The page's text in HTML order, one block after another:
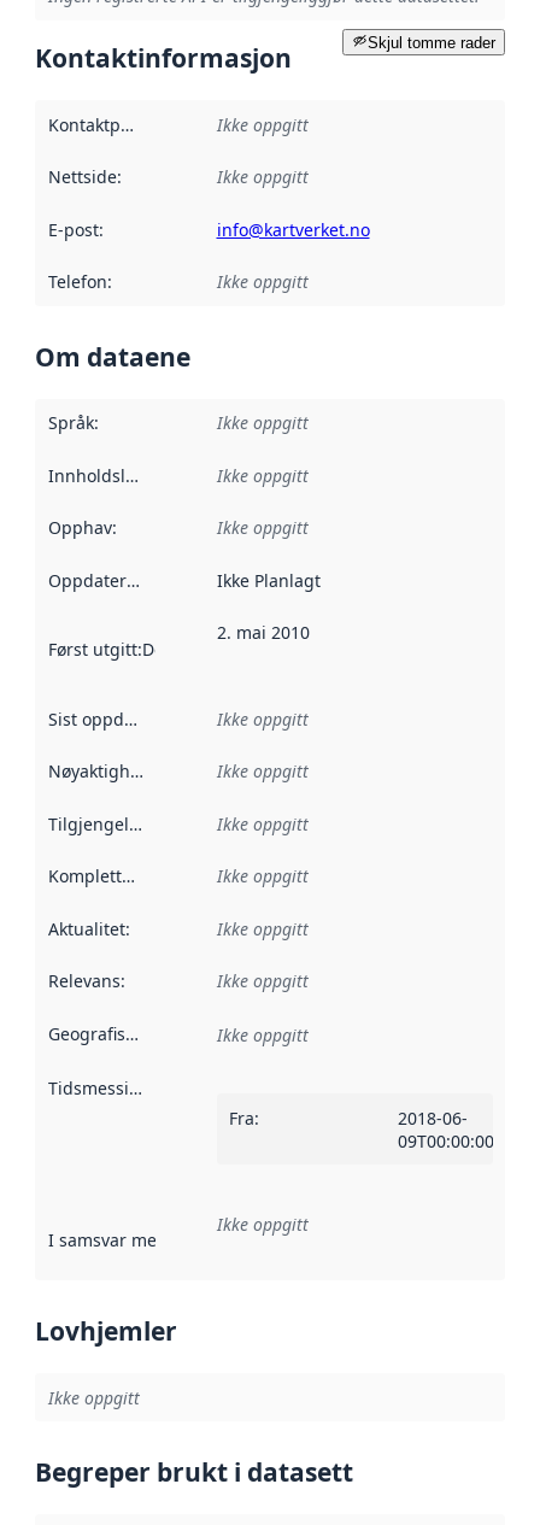
Skjul tomme rader
Kontaktinformasjon
Kontaktpunkt Ikke oppgitt
Nettside: Ikke oppgitt
E-post: info@kartverket.no
Telefon: Ikke oppgitt
Om dataene
Språk: Ikke oppgitt
Innholdsleverandører :
Ikke oppgitt
Opphav: Ikke oppgitt
Oppdateringsfrekvens :
Ikke Planlagt
Først utgitt:Denne datoen sier når dataene i dette
2. mai 2010
Sist oppdatert Ikke oppgitt
Nøyaktighet Ikke oppgitt
Tilgjengelighet Ikke oppgitt
Kompletthet Ikke oppgitt
Aktualitet: Ikke oppgitt
Relevans: Ikke oppgitt
Geografisk avgrensning :
Ikke oppgitt
Tidsmessig avgrensning
Fra:
2018-06-
09T00:00:00Z
I samsvar med Referanse til en implementasjonsregel
Ikke oppgitt
Lovhjemler
Ikke oppgitt
Begreper brukt i datasett